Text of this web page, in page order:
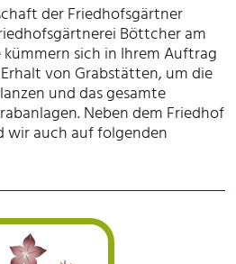
der Friedhofsgärtner
Böttcher am
sich in Ihrem Auftrag
von Grabstätten, um die
und das gesamte
Neben dem Friedhof
wir auch auf folgenden